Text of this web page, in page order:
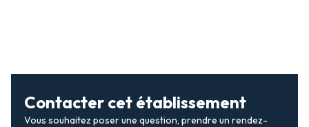
Contacter cet établissement
Vous souhaitez poser une question, prendre un rendez-